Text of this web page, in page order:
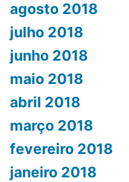
agosto 2018
julho 2018
junho 2018
maio 2018
abril 2018
março 2018
fevereiro 2018
janeiro 2018